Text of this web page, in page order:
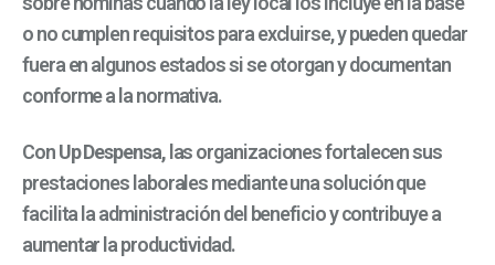
o no cumplen requisitos para excluirse, y pueden quedar
fuera en algunos estados si se otorgan y documentan
conforme a la normativa.
ConUp Despensa,las organizaciones fortalecen sus
prestaciones laborales mediante una solución que
facilita la administración del beneficio y contribuye a
aumentar la productividad.